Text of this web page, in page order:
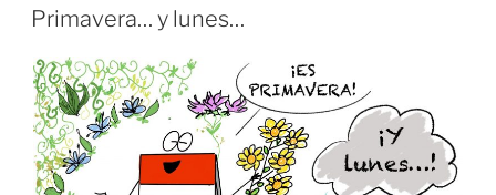
EL
Primavera… y lunes…